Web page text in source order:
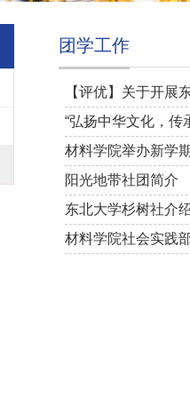
团学工作
【评优】关于开展
“弘扬中华文化，
材料学院举办新学
阳光地带社团简介
东北大学杉树社介
材料学院社会实践